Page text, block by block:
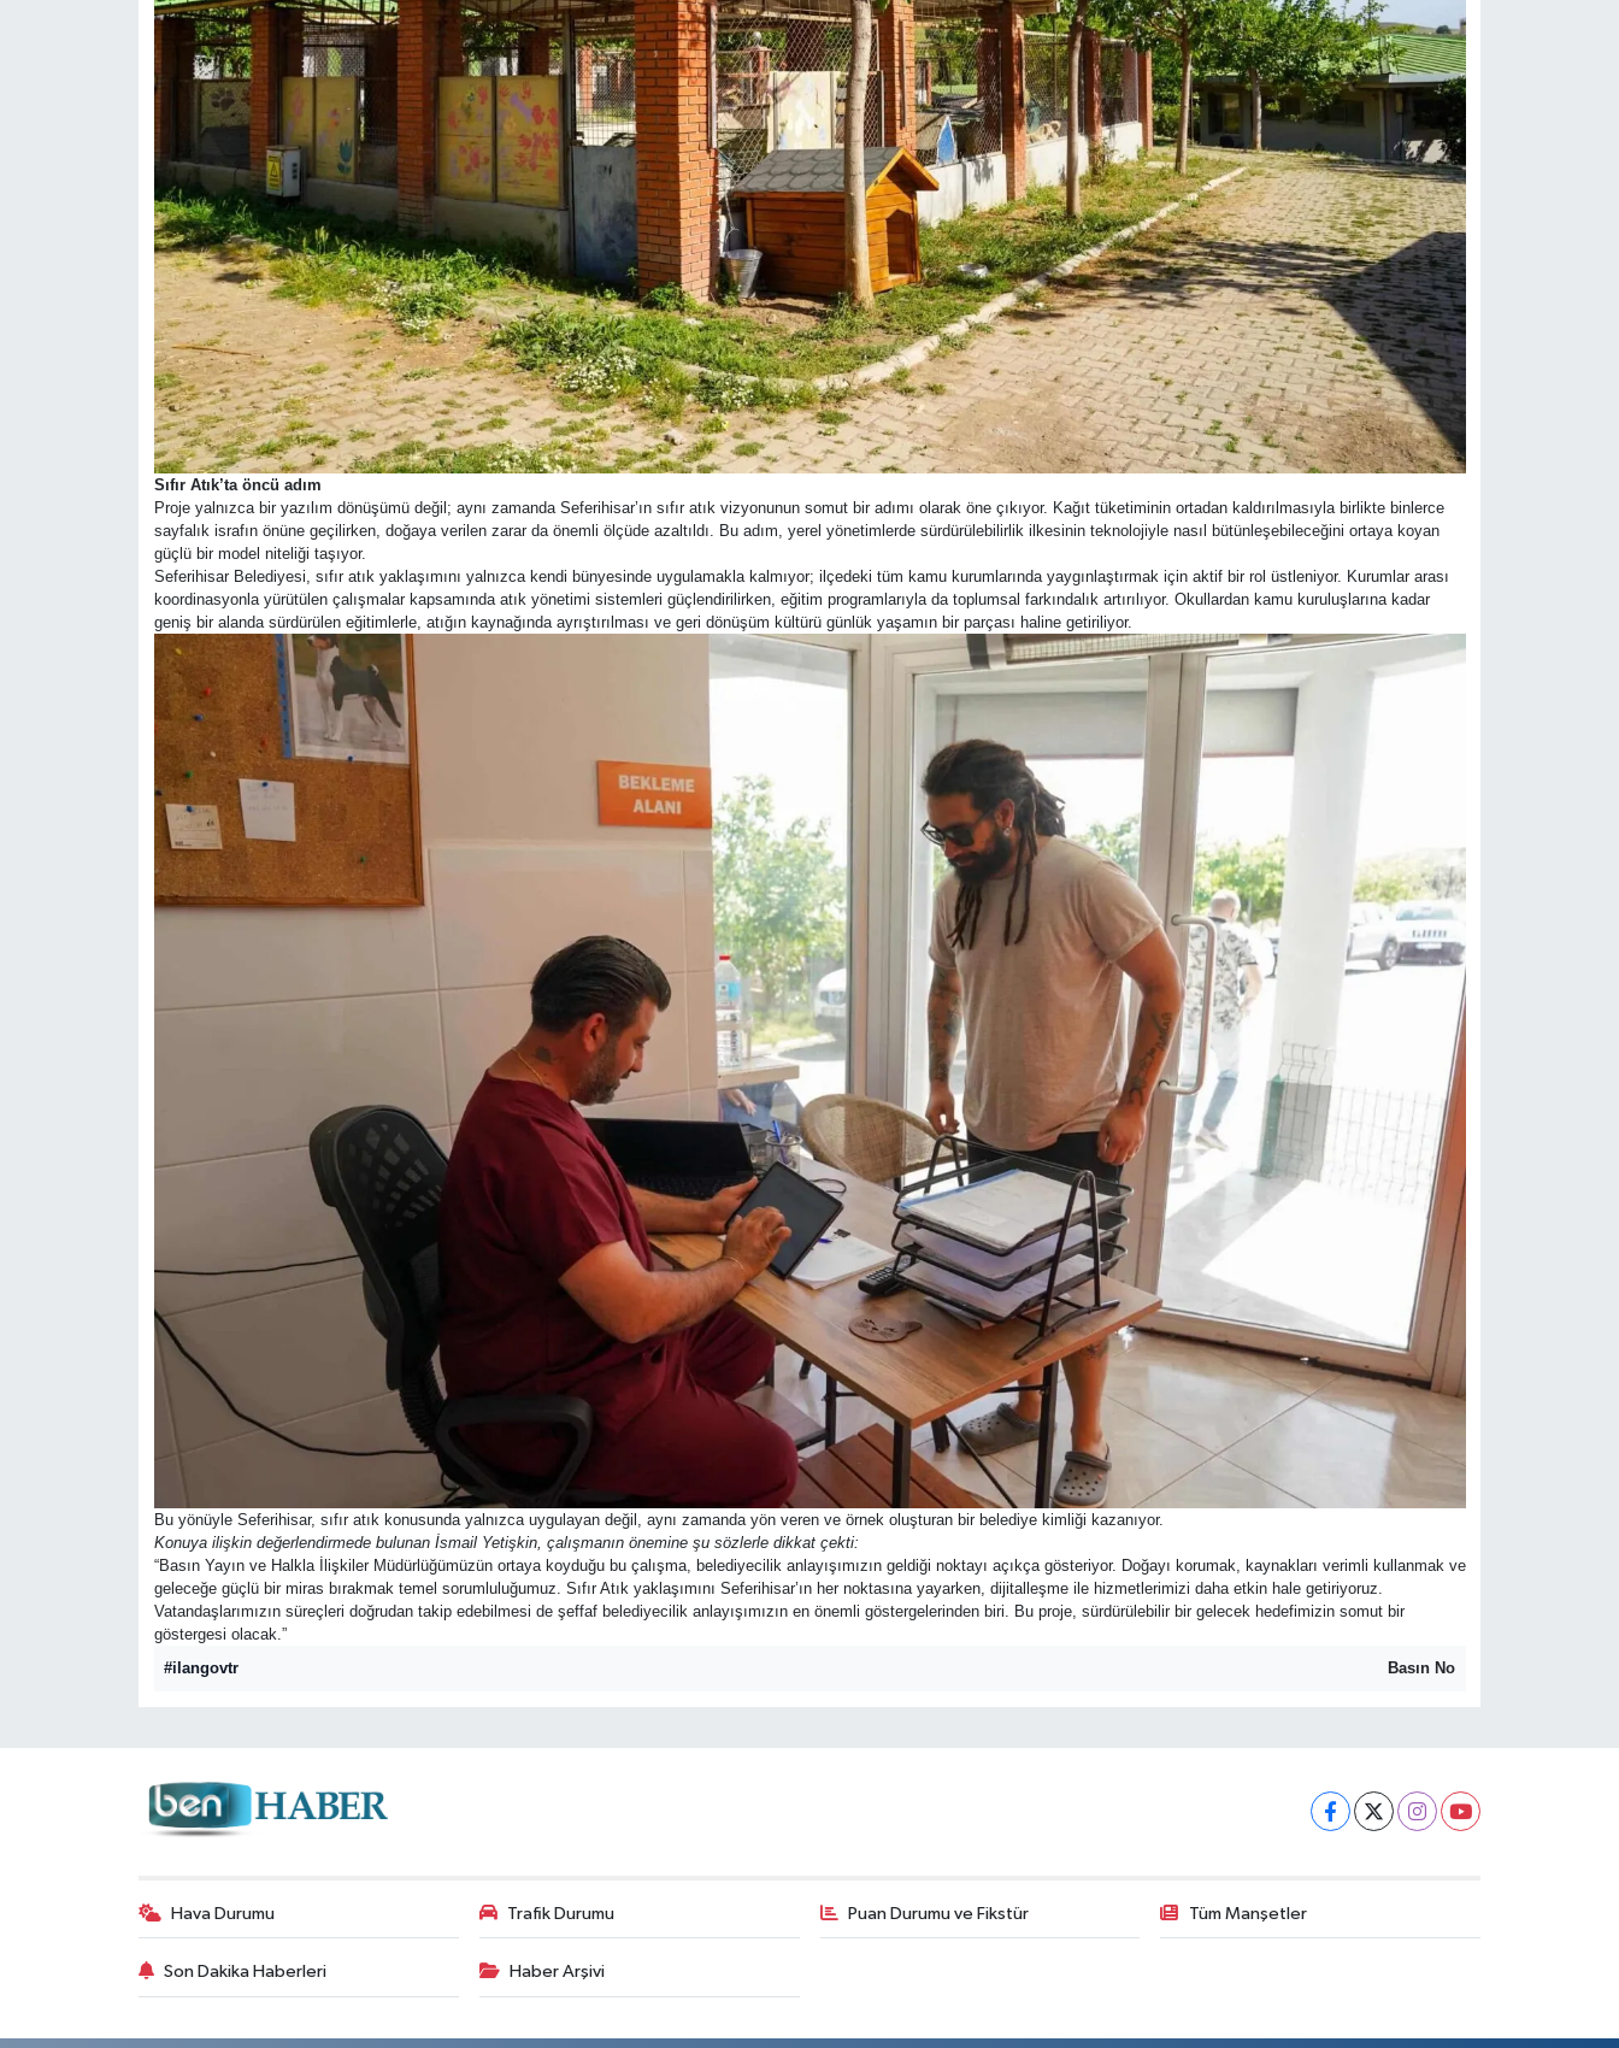
Sıfır Atık’ta öncü adım
Proje yalnızca bir yazılım dönüşümü değil; aynı zamanda Seferihisar’ın sıfır atık vizyonunun somut bir adımı olarak öne çıkıyor. Kağıt tüketiminin ortadan kaldırılmasıyla birlikte binlerce
sayfalık israfın önüne geçilirken, doğaya verilen zarar da önemli ölçüde azaltıldı. Bu adım, yerel yönetimlerde sürdürülebilirlik ilkesinin teknolojiyle nasıl bütünleşebileceğini ortaya koyan
güçlü bir model niteliği taşıyor.
Seferihisar Belediyesi, sıfır atık yaklaşımını yalnızca kendi bünyesinde uygulamakla kalmıyor; ilçedeki tüm kamu kurumlarında yaygınlaştırmak için aktif bir rol üstleniyor. Kurumlar arası
koordinasyonla yürütülen çalışmalar kapsamında atık yönetimi sistemleri güçlendirilirken, eğitim programlarıyla da toplumsal farkındalık artırılıyor. Okullardan kamu kuruluşlarına kadar
geniş bir alanda sürdürülen eğitimlerle, atığın kaynağında ayrıştırılması ve geri dönüşüm kültürü günlük yaşamın bir parçası haline getiriliyor.
Bu yönüyle Seferihisar, sıfır atık konusunda yalnızca uygulayan değil, aynı zamanda yön veren ve örnek oluşturan bir belediye kimliği kazanıyor.
Konuya ilişkin değerlendirmede bulunan İsmail Yetişkin, çalışmanın önemine şu sözlerle dikkat çekti:
“Basın Yayın ve Halkla İlişkiler Müdürlüğümüzün ortaya koyduğu bu çalışma, belediyecilik anlayışımızın geldiği noktayı açıkça gösteriyor. Doğayı korumak, kaynakları verimli kullanmak ve
geleceğe güçlü bir miras bırakmak temel sorumluluğumuz. Sıfır Atık yaklaşımını Seferihisar’ın her noktasına yayarken, dijitalleşme ile hizmetlerimizi daha etkin hale getiriyoruz.
Vatandaşlarımızın süreçleri doğrudan takip edebilmesi de şeffaf belediyecilik anlayışımızın en önemli göstergelerinden biri. Bu proje, sürdürülebilir bir gelecek hedefimizin somut bir
göstergesi olacak.”
#ilangovtr
Basın No
Hava Durumu Trafik Durumu Puan Durumu ve Fikstür Tüm Manşetler
Son Dakika Haberleri Haber Arşivi